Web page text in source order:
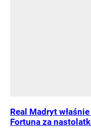
Real Madryt
Fortuna za